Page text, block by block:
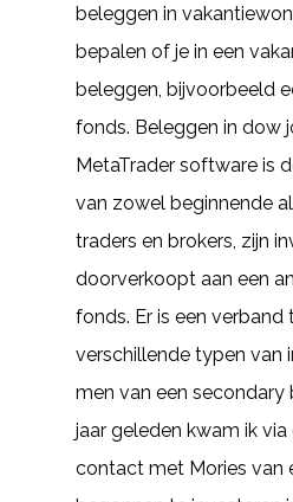
beleggen in
bepalen of je in een
beleggen, bijvoorbeeld
fonds. Beleggen in dow
MetaTrader software is
van zowel beginnende
traders en brokers, zijn
doorverkoopt aan een
fonds. Er is een verband
verschillende typen van
men van een secondary
jaar geleden kwam ik
contact met Mories van